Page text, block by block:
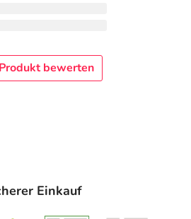
bewerten
Einkauf